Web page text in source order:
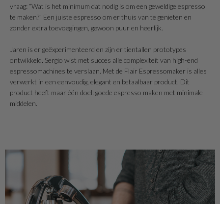
vraag: “Wat is het minimum dat nodig is om een geweldige espresso
te maken?” Een juiste espresso om er thuis van te genieten en
zonder extra toevoegingen, gewoon puur en heerlijk.
Jaren is er geëxperimenteerd en zijn er tientallen prototypes
ontwikkeld. Sergio wist met succes alle complexiteit van high-end
espressomachines te verslaan. Met de Flair Espressomaker is alles
verwerkt in een eenvoudig, elegant en betaalbaar product. Dit
product heeft maar één doel: goede espresso maken met minimale
middelen.